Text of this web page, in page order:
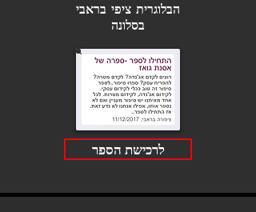
הבלוגרית ציפי בראבי
בסלונה
לרכישת הספר